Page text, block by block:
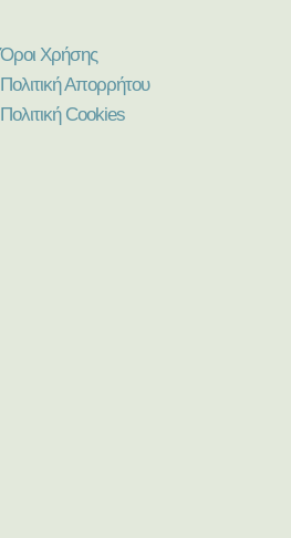
Όροι Χρήσης
Πολιτική Απορρήτου
Πολιτική Cookies